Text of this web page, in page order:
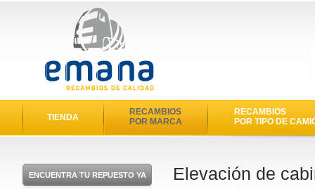
TIENDA
RECAMBIOS
POR MARCA
RECAMBIOS
POR TIPO DE
ENCUENTRA TU REPUESTO YA Elevación de